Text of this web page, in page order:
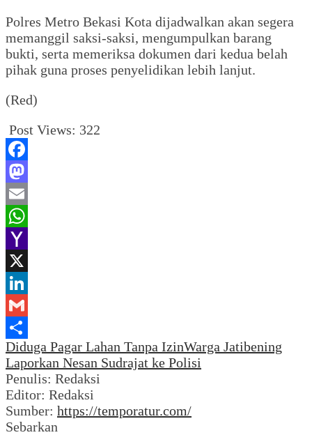
Polres Metro Bekasi Kota dijadwalkan akan segera
memanggil saksi-saksi, mengumpulkan barang
bukti, serta memeriksa dokumen dari kedua belah
pihak guna proses penyelidikan lebih lanjut.
(Red)
Post Views: 322
Facebook
Mastodon
Email
WhatsApp
Yahoo
Mail
X
LinkedIn
Gmail
Share
Diduga Pagar Lahan Tanpa IzinWarga Jatibening
Laporkan Nesan Sudrajat ke Polisi
Penulis: Redaksi
Editor: Redaksi
Sumber: https://temporatur.com/
Sebarkan